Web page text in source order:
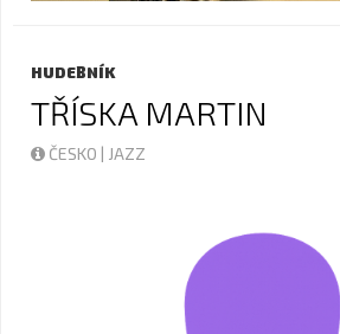
HUDEBNÍK
TŘÍSKA MARTIN
ČESKO | JAZZ